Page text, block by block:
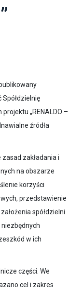
Spółdzielnię
„RENALDO –
źródła
zakładania i
na obszarze
korzyści
przedstawienie
spółdzielni
w ich
części. We
cel i zakres